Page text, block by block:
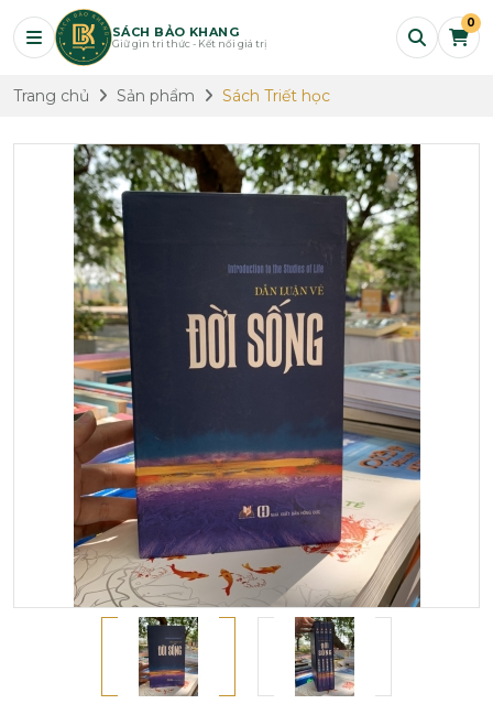
SÁCH BẢO KHANG
Giữ gìn tri thức - Kết nối giá trị
0
Trang chủ Sản phẩm Sách Triết học